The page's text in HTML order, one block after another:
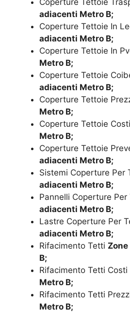
Coperture Tettoie
adiacenti Metro B;
Coperture Tettoie In
adiacenti Metro B;
Coperture Tettoie In
Metro B;
Coperture Tettoie
adiacenti Metro B;
Coperture Tettoie
Metro B;
Coperture Tettoie Costi
Metro B;
Coperture Tettoie
adiacenti Metro B;
Sistemi Coperture Per
adiacenti Metro B;
Pannelli Coperture Per
adiacenti Metro B;
Lastre Coperture Per
adiacenti Metro B;
Rifacimento Tetti
B;
Rifacimento Tetti Costi
Metro B;
Rifacimento Tetti
Metro B;